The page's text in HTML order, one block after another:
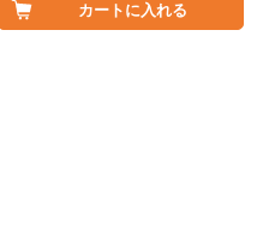
カートに入れる